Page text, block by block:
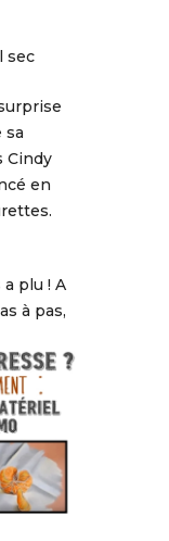
sa
Cindy
en
plu ! A
à pas,